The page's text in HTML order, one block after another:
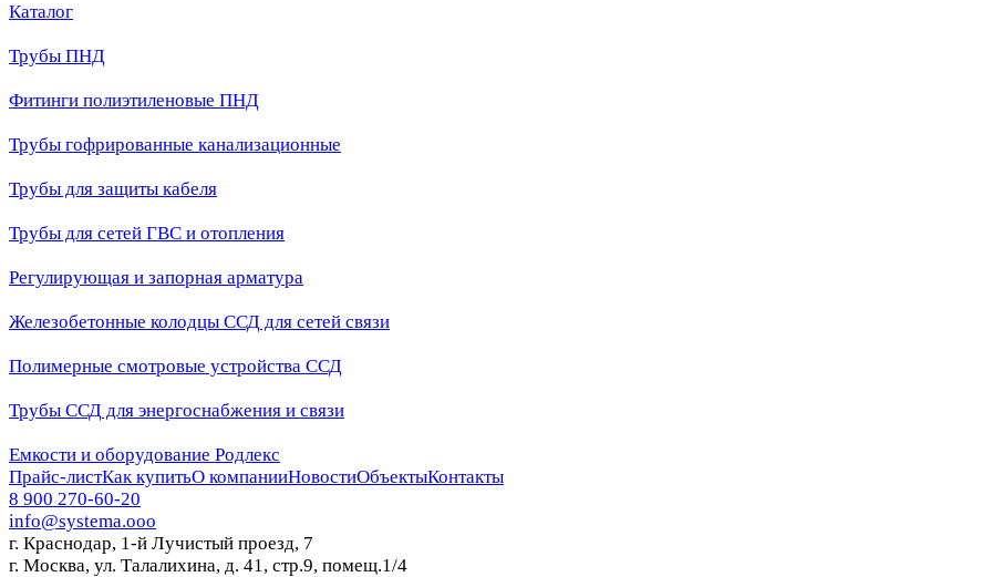
Каталог
Трубы ПНД
Фитинги полиэтиленовые ПНД
Трубы гофрированные канализационные
Трубы для защиты кабеля
Трубы для сетей ГВС и отопления
Регулирующая и запорная арматура
Железобетонные колодцы ССД для сетей связи
Полимерные смотровые устройства ССД
Трубы ССД для энергоснабжения и связи
Емкости и оборудование Родлекс
Прайс-листКак купитьО компанииНовостиОбъектыКонтакты
8 900 270-60-20
info@systema.ooo
г. Краснодар, 1-й Лучистый проезд, 7
г. Москва, ул. Талалихина, д. 41, стр.9, помещ.1/4